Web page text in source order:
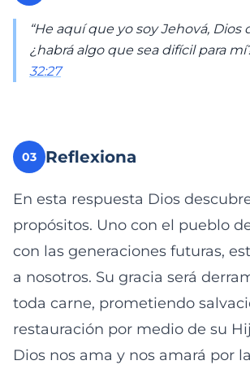
“He aquí que yo soy Jehová, Dios
¿habrá algo que sea difícil para
32:27
03 Reflexiona
En esta respuesta Dios
propósitos. Uno con el pueblo
con las generaciones futuras,
a nosotros. Su gracia será
toda carne, prometiendo
restauración por medio de su
Dios nos ama y nos amará por